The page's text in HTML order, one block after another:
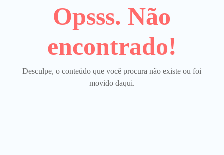
Opsss. Não
encontrado!
Desculpe, o conteúdo que você procura não existe ou foi
movido daqui.